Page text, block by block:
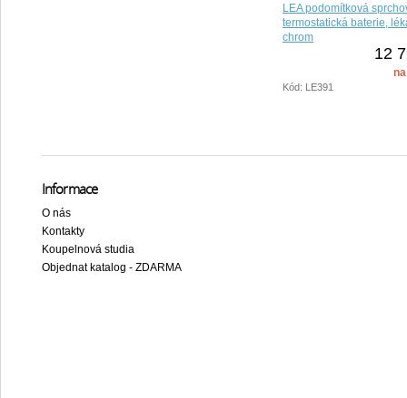
LEA podomítková
termostatická baterie,
chrom
12
Kód: LE391
Informace
O nás
Kontakty
Koupelnová studia
Objednat katalog - ZDARMA